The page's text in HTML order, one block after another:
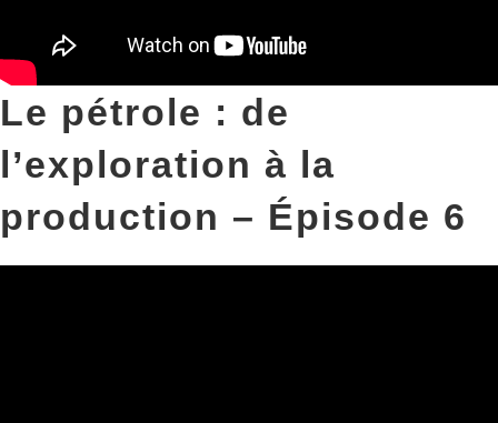
Le pétrole : de
l’exploration à la
production – Épisode 6